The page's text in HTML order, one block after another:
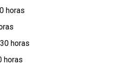
horas
horas
horas